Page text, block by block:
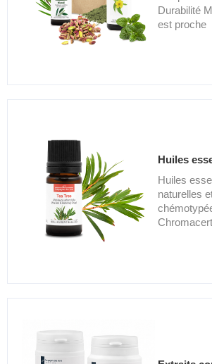
Durabilité
est proche
Huiles
Huiles
naturelles